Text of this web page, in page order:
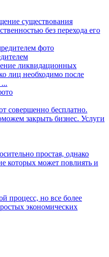
существования
без перехода его
ликвидационных
лиц необходимо после
совершенно бесплатно.
закрыть бизнес. Услуги
простая, однако
которых может повлиять и
процесс, но все более
экономических